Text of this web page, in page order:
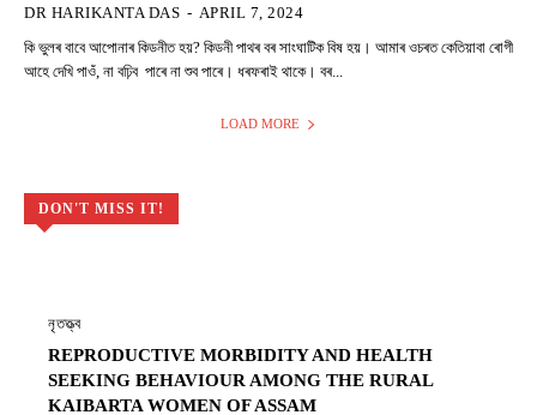
DR HARIKANTA DAS - APRIL 7, 2024
কি ভুলৰ বাবে আপোনাৰ কিডনীত হয়? কিডনী পাথৰ বৰ সাংঘাটিক বিষ হয়। আমাৰ ওচৰত কেতিয়াবা ৰোগী
আহে দেখি পাওঁ, না বঢ়িব পাৰে না শুব পাৰে। ধৰফৰাই থাকে। বৰ...
LOAD MORE
DON'T MISS IT!
নৃতত্ত্ব
REPRODUCTIVE MORBIDITY AND HEALTH
SEEKING BEHAVIOUR AMONG THE RURAL
KAIBARTA WOMEN OF ASSAM